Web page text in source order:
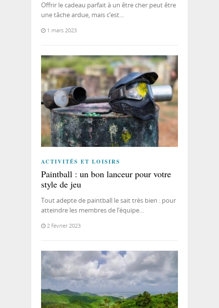
Offrir le cadeau parfait à un être cher peut être
une tâche ardue, mais c’est…
1 mars 2023
ACTIVITÉS ET LOISIRS
Paintball : un bon lanceur pour votre
style de jeu
Tout adepte de paintball le sait très bien : pour
atteindre les membres de l’équipe…
2 février 2023